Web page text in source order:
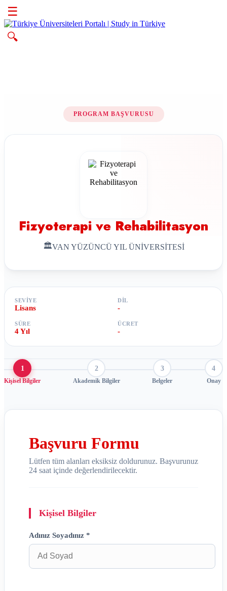
☰
🔍
PROGRAM BAŞVURUSU
Fizyoterapi ve Rehabilitasyon
🏛VAN YÜZÜNCÜ YIL ÜNİVERSİTESİ
SEVIYE
Lisans
DIL
-
SÜRE
4 Yıl
ÜCRET
-
1
Kişisel Bilgiler
2
Akademik Bilgiler
3
Belgeler
4
Onay
Başvuru Formu
Lütfen tüm alanları eksiksiz doldurunuz. Başvurunuz
24 saat içinde değerlendirilecektir.
Kişisel Bilgiler
Adınız Soyadınız *